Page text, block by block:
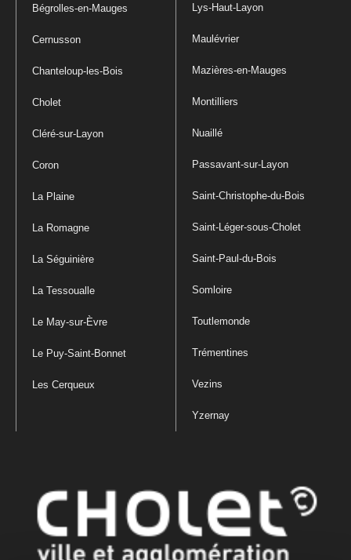
Bégrolles-en-Mauges
Cernusson
Chanteloup-les-Bois
Cholet
Cléré-sur-Layon
Coron
La Plaine
La Romagne
La Séguinière
La Tessoualle
Le May-sur-Èvre
Le Puy-Saint-Bonnet
Les Cerqueux
Lys-Haut-Layon
Maulévrier
Mazières-en-Mauges
Montilliers
Nuaillé
Passavant-sur-Layon
Saint-Christophe-du-Bois
Saint-Léger-sous-Cholet
Saint-Paul-du-Bois
Somloire
Toutlemonde
Trémentines
Vezins
Yzernay